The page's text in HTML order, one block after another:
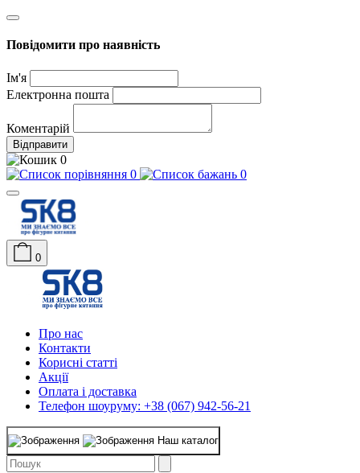
Повідомити про наявність
Ім'я
Електронна пошта
Коментарій
Відправити
0
0
0
0
Про нас
Контакти
Корисні статті
Акції
Оплата і доставка
Телефон шоуруму: +38 (067) 942-56-21
Наш каталог